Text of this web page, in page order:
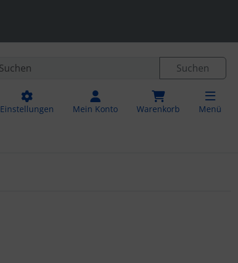
Suchen
Einstellungen Mein Konto Warenkorb Menü